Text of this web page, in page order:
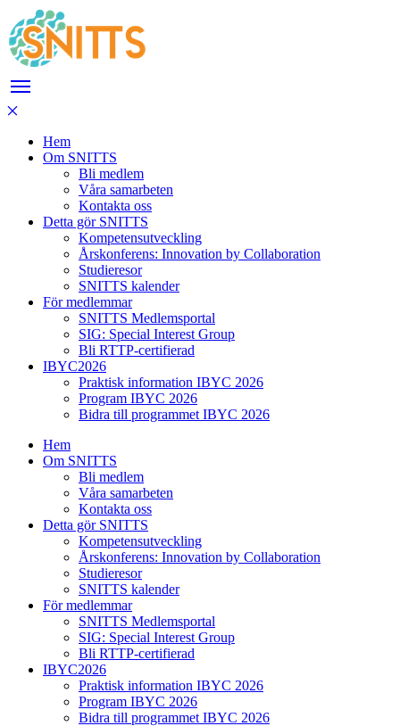
Hem
Om SNITTS
Bli medlem
Våra samarbeten
Kontakta oss
Detta gör SNITTS
Kompetensutveckling
Årskonferens: Innovation by Collaboration
Studieresor
SNITTS kalender
För medlemmar
SNITTS Medlemsportal
SIG: Special Interest Group
Bli RTTP-certifierad
IBYC2026
Praktisk information IBYC 2026
Program IBYC 2026
Bidra till programmet IBYC 2026
Hem
Om SNITTS
Bli medlem
Våra samarbeten
Kontakta oss
Detta gör SNITTS
Kompetensutveckling
Årskonferens: Innovation by Collaboration
Studieresor
SNITTS kalender
För medlemmar
SNITTS Medlemsportal
SIG: Special Interest Group
Bli RTTP-certifierad
IBYC2026
Praktisk information IBYC 2026
Program IBYC 2026
Bidra till programmet IBYC 2026